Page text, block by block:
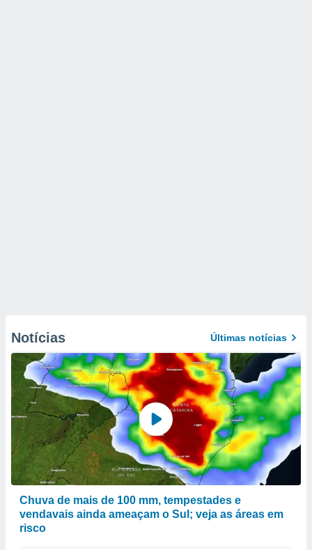
Notícias Últimas notícias
Chuva de mais de 100 mm, tempestades e
vendavais ainda ameaçam o Sul; veja as áreas em
risco